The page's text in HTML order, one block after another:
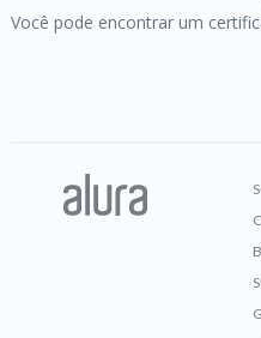
Você pode encontrar um